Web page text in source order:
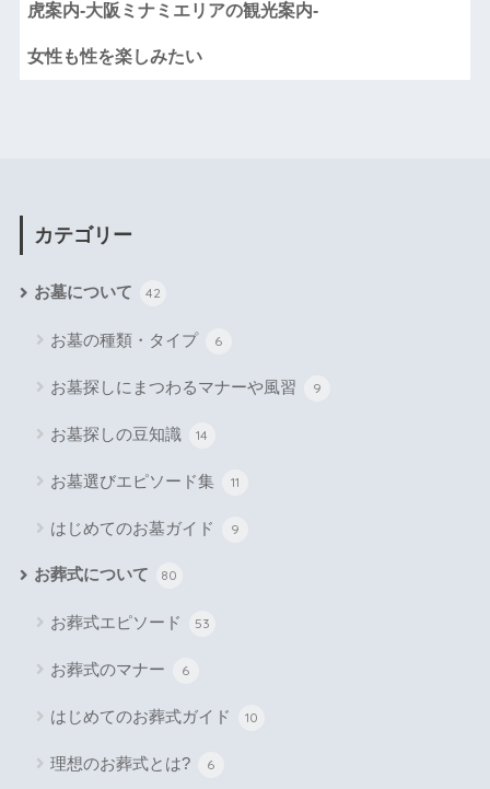
虎案内-大阪ミナミエリアの観光案内-
女性も性を楽しみたい
カテゴリー
お墓について 42
お墓の種類・タイプ 6
お墓探しにまつわるマナーや風習 9
お墓探しの豆知識 14
お墓選びエピソード集 11
はじめてのお墓ガイド 9
お葬式について 80
お葬式エピソード 53
お葬式のマナー 6
はじめてのお葬式ガイド 10
理想のお葬式とは? 6